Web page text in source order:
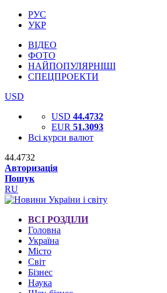
РУС
УКР
ВІДЕО
ФОТО
НАЙПОПУЛЯРНІШІ
СПЕЦПРОЕКТИ
USD
USD 44.4732
EUR 51.3093
Всі курси валют
44.4732
Авторизація
Пошук
RU
ВСІ РОЗДІЛИ
Головна
Україна
Місто
Світ
Бізнес
Наука